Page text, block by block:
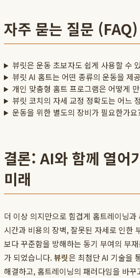
자주 묻는 질문 (FAQ)
뷰릿은 운동 초보자도 쉽게 사용할 수
뷰릿 AI 홈트는 어떤 종류의 운동을 제
개인 맞춤형 홈트 프로그램은 어떻게
뷰릿 코치의 자세 교정 정확도는 어느
운동을 위한 별도의 장비가 필요한가요
결론: AI와 함께 열어
미래
더 이상 의지만으로 힘겹게 홈트레이닝
시간과 비용의 장벽, 잘못된 자세로 인한
보다 꾸준함을 방해하는 동기 부여의 부
가 되었습니다.뷰릿은 최첨단 AI 기술을
해결하고, 홈트레이닝의 패러다임을 바